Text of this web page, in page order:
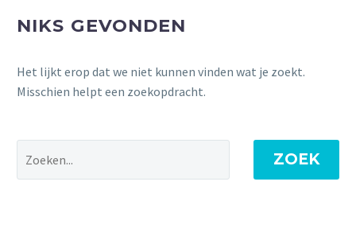
NIKS GEVONDEN
Het lijkt erop dat we niet kunnen vinden wat je zoekt.
Misschien helpt een zoekopdracht.
ZOEK